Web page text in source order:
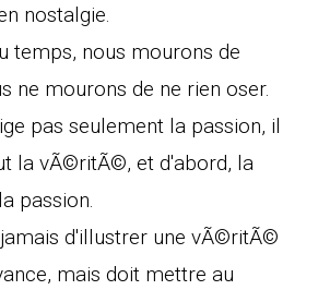
nostalgie.
temps, nous mourons de
ne mourons de ne rien oser.
pas seulement la passion, il
la vÃ©ritÃ©, et d'abord, la
passion.
d'illustrer une vÃ©ritÃ©
mais doit mettre au